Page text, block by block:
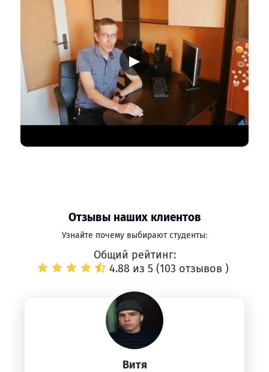
▶
Отзывы наших клиентов
Узнайте почему выбирают студенты:
Общий рейтинг:
4.88 из 5 (103 отзывов )
Витя